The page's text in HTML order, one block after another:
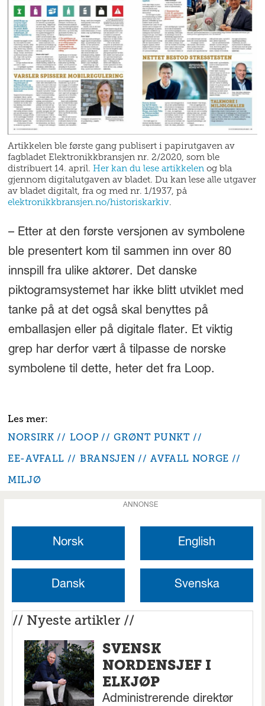
Artikkelen ble første gang publisert i papirutgaven av
fagbladet Elektronikkbransjen nr. 2/2020, som ble
distribuert 14. april.Her kan du lese artikkelen og bla
gjennom digitalutgaven av bladet. Du kan lese alle utgaver
av bladet digitalt, fra og med nr. 1/1937, på
elektronikkbransjen.no/historiskarkiv.
– Etter at den første versjonen av symbolene
ble presentert kom til sammen inn over 80
innspill fra ulike aktører. Det danske
piktogramsystemet har ikke blitt utviklet med
tanke på at det også skal benyttes på
emballasjen eller på digitale flater. Et viktig
grep har derfor vært å tilpasse de norske
symbolene til dette, heter det fra Loop.
NORSIRK LOOP
GRØNT PUNKT
EE-AVFALL
BRANSJEN
AVFALL NORGE
MILJØ
ANNONSE
Norsk English
Dansk Svenska
// Nyeste artikler //
SVENSK
NORDENSJEF I
ELKJØP
Administrerende direktør